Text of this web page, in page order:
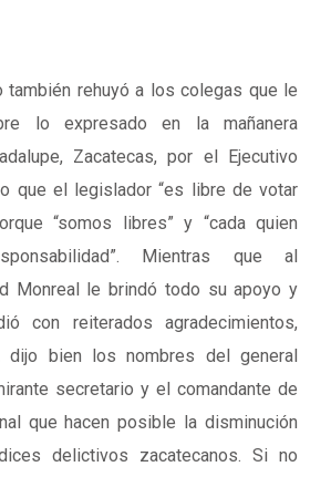
también rehuyó a los colegas que le
lo expresado en la mañanera
Zacatecas, por el Ejecutivo
que el legislador “es libre de votar
“somos libres” y “cada quien
Mientras que al
Monreal le brindó todo su apoyo y
con reiterados agradecimientos,
dijo bien los nombres del general
secretario y el comandante de
que hacen posible la disminución
delictivos zacatecanos. Si no